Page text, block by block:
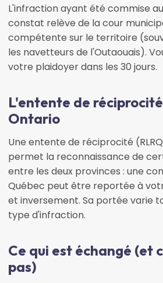
L'infraction ayant été commise
constat relève de la cour
compétente sur le territoire
les navetteurs de l'Outaouais).
votre plaidoyer dans les 30 jours.
L'entente de
Ontario
Une entente de réciprocité
permet la reconnaissance de
entre les deux provinces : une
Québec peut être reportée à
et inversement. Sa portée varie
type d'infraction.
Ce qui est échangé (et
pas)